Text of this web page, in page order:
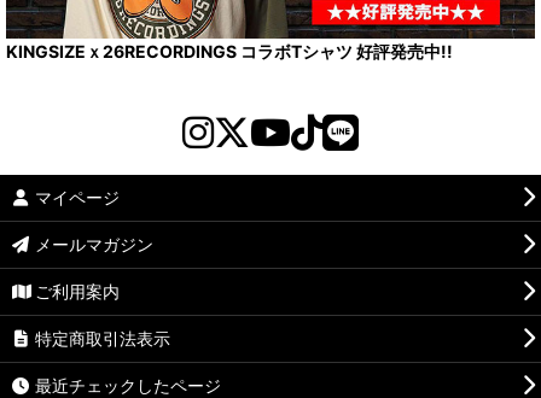
KINGSIZEｘ26RECORDINGS コラボTシャツ 好評発売中!!
マイページ
メールマガジン
ご利用案内
特定商取引法表示
最近チェックしたページ